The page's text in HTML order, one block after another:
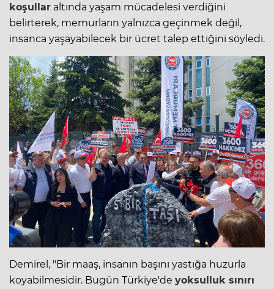
koşullar altında yaşam mücadelesi verdiğini
belirterek, memurların yalnızca geçinmek değil,
insanca yaşayabilecek bir ücret talep ettiğini söyledi.
Demirel, "Bir maaş, insanın başını yastığa huzurla
koyabilmesidir. Bugün Türkiye'de yoksulluk sınırı